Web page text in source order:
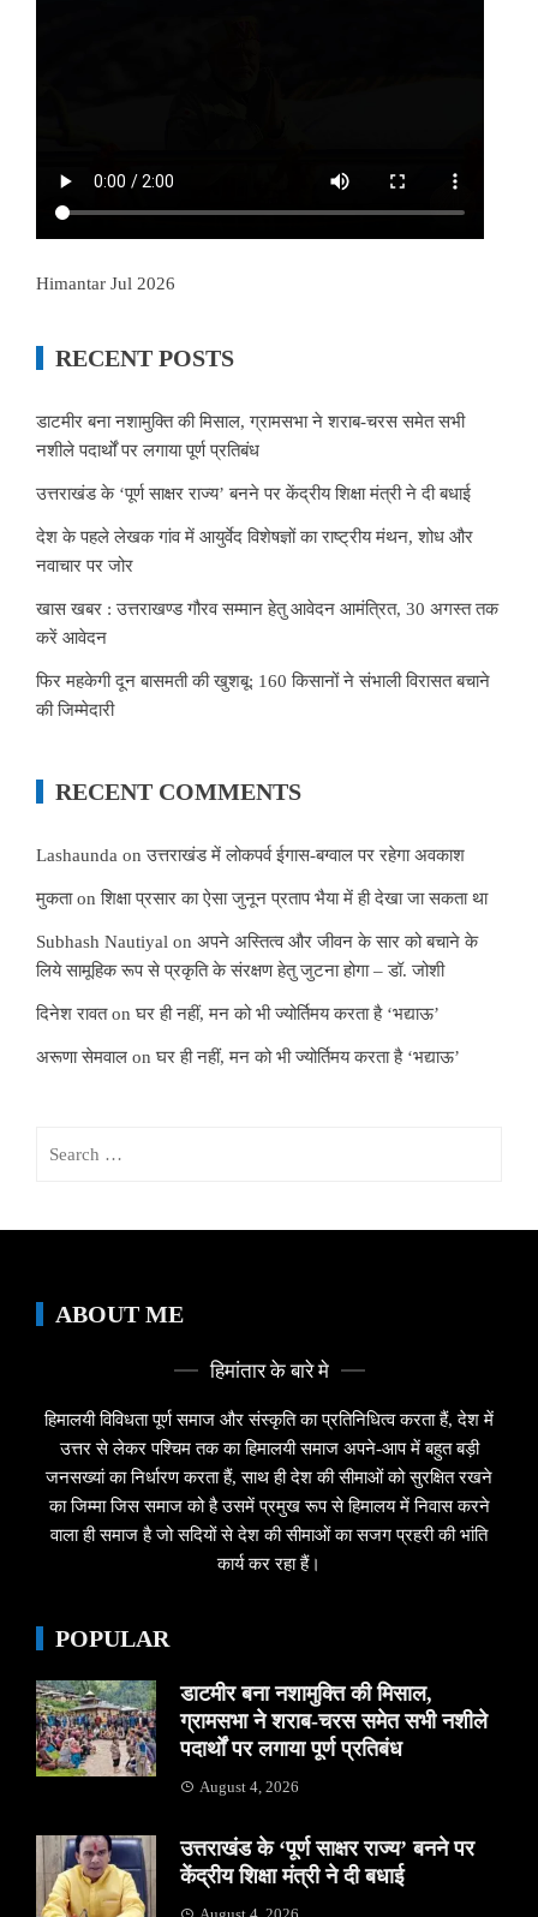
Himantar Jul 2026
RECENT POSTS
डाटमीर बना नशामुक्ति की मिसाल, ग्रामसभा ने शराब-चरस समेत सभी
नशीले पदार्थों पर लगाया पूर्ण प्रतिबंध
उत्तराखंड के ‘पूर्ण साक्षर राज्य’ बनने पर केंद्रीय शिक्षा मंत्री ने दी बधाई
देश के पहले लेखक गांव में आयुर्वेद विशेषज्ञों का राष्ट्रीय मंथन, शोध और
नवाचार पर जोर
खास खबर : उत्तराखण्ड गौरव सम्मान हेतु आवेदन आमंत्रित, 30 अगस्त तक
करें आवेदन
फिर महकेगी दून बासमती की खुशबू: 160 किसानों ने संभाली विरासत बचाने
की जिम्मेदारी
RECENT COMMENTS
Lashaunda onउत्तराखंड में लोकपर्व ईगास-बग्वाल पर रहेगा अवकाश
मुकताonशिक्षा प्रसार का ऐसा जुनून प्रताप भैया में ही देखा जा सकता था
Subhash Nautiyal on अपने अस्तित्व और जीवन के सार को बचाने के
लिये सामूहिक रूप से प्रकृति के संरक्षण हेतु जुटना होगा – डॉ. जोशी
दिनेश रावतonघर ही नहीं, मन को भी ज्योर्तिमय करता है ‘भद्याऊ’
अरूणा सेमवाल onघर ही नहीं, मन को भी ज्योर्तिमय करता है ‘भद्याऊ’
ABOUT ME
हिमांतार के बारे मे
हिमालयी विविधता पूर्ण समाज और संस्कृति का प्रतिनिधित्व करता हैं, देश में
उत्तर से लेकर पश्चिम तक का हिमालयी समाज अपने-आप में बहुत बड़ी
जनसख्यां का निर्धारण करता हैं, साथ ही देश की सीमाओं को सुरक्षित रखने
का जिम्मा जिस समाज को है उसमें प्रमुख रूप से हिमालय में निवास करने
वाला ही समाज है जो सदियों से देश की सीमाओं का सजग प्रहरी की भांति
कार्य कर रहा हैं।
POPULAR
डाटमीर बना नशामुक्ति की मिसाल,
ग्रामसभा ने शराब-चरस समेत सभी नशीले
पदार्थों पर लगाया पूर्ण प्रतिबंध
August 4, 2026
उत्तराखंड के ‘पूर्ण साक्षर राज्य’ बनने पर
केंद्रीय शिक्षा मंत्री ने दी बधाई